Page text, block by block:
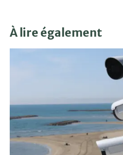
À lire également